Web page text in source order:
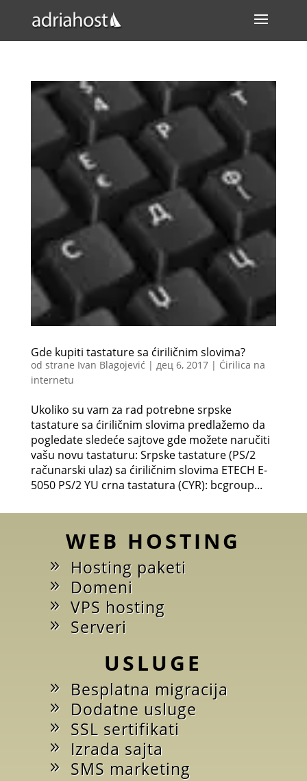
Gde kupiti tastature sa ćiriličnim slovima?
od strane Ivan Blagojević | дец 6, 2017| Ćirilica na
internetu
Ukoliko su vam za rad potrebne srpske
tastature sa ćiriličnim slovima predlažemo da
pogledate sledeće sajtove gde možete naručiti
vašu novu tastaturu: Srpske tastature (PS/2
računarski ulaz) sa ćiriličnim slovima ETECH E-
5050 PS/2 YU crna tastatura (CYR): bcgroup...
WEB HOSTING
Hosting paketi
Domeni
VPS hosting
Serveri
USLUGE
Besplatna migracija
Dodatne usluge
SSL sertifikati
Izrada sajta
SMS marketing